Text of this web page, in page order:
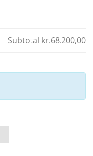
Subtotal kr.68.200,00